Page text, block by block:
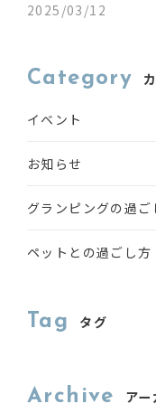
2025/03/12
Category
イベント
お知らせ
グランピングの過ご
ペットとの過ごし方
Tag タグ
Archive ア